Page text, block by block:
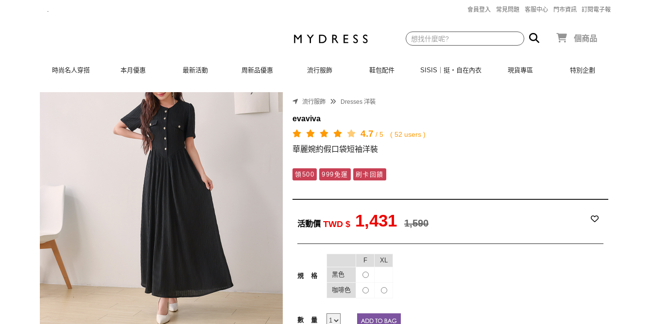
. 會員登入 常見問題 客服中心 門市資訊 訂閱電子報
個商品
時尚名人穿搭 本月優惠 最新活動 周新品優惠 流行服飾 鞋包配件 SISIS｜挺‧自在內衣 現貨專區 特別企劃
流行服飾 Dresses 洋裝
evaviva
4.7 / 5 ( 52 users )
華麗婉約假口袋短袖洋裝
領500 999免運 刷卡回饋
活動價 TWD $ 1,431 1,590
規格
F
XL
黑色
咖啡色
數量